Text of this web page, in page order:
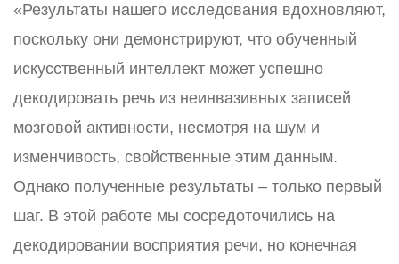
«Результаты нашего исследования вдохновляют,
поскольку они демонстрируют, что обученный
искусственный интеллект может успешно
декодировать речь из неинвазивных записей
мозговой активности, несмотря на шум и
изменчивость, свойственные этим данным.
Однако полученные результаты – только первый
шаг. В этой работе мы сосредоточились на
декодировании восприятия речи, но конечная